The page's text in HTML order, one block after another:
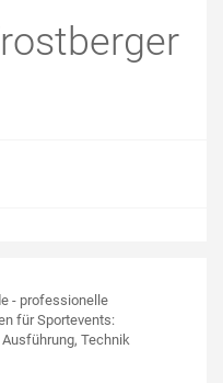
- professionelle
für Sportevents:
Technik